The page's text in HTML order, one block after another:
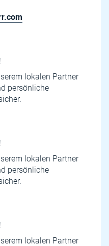
lokalen Partner
persönliche
lokalen Partner
persönliche
lokalen Partner